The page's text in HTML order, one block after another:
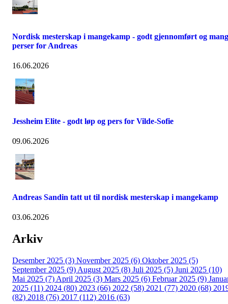
Nordisk mesterskap i mangekamp - godt gjennomført og
perser for Andreas
16.06.2026
Jessheim Elite - godt løp og pers for Vilde-Sofie
09.06.2026
Andreas Sandin tatt ut til nordisk mesterskap i mangekamp
03.06.2026
Arkiv
Desember 2025 (3) November 2025 (6) Oktober 2025 (5)
September 2025 (9) August 2025 (8) Juli 2025 (5) Juni 2025 (10)
Mai 2025 (7) April 2025 (3) Mars 2025 (6) Februar 2025 (9)
2025 (11) 2024 (80) 2023 (66) 2022 (58) 2021 (77) 2020 (68)
(82) 2018 (76) 2017 (112) 2016 (63)